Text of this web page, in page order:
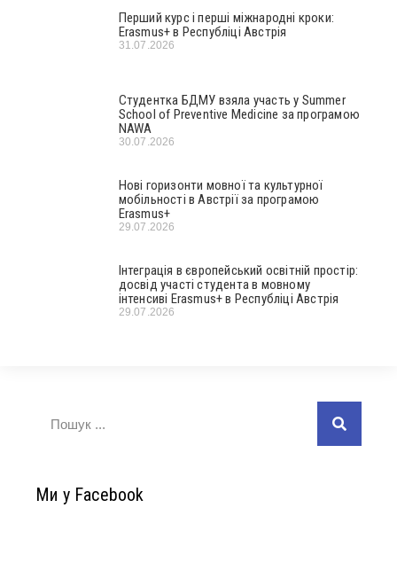
Перший курс і перші міжнародні кроки:
Erasmus+ в Республіці Австрія
31.07.2026
Студентка БДМУ взяла участь у Summer
School of Preventive Medicine за програмою
NAWA
30.07.2026
Нові горизонти мовної та культурної
мобільності в Австрії за програмою
Erasmus+
29.07.2026
Інтеграція в європейський освітній простір:
досвід участі студента в мовному
інтенсиві Erasmus+ в Республіці Австрія
29.07.2026
Ми у Facebook